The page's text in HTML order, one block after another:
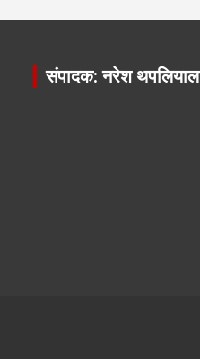
संपादक: नरेश थपलियाल